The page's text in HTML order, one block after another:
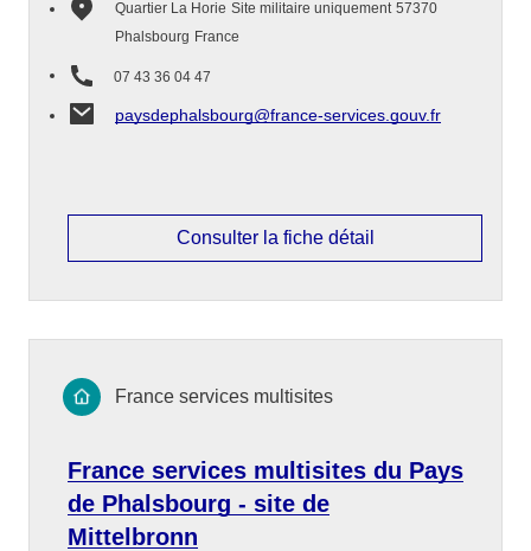
Quartier La Horie Site militaire uniquement 57370
Phalsbourg France
07 43 36 04 47
paysdephalsbourg@france-services.gouv.fr
Consulter la fiche détail
France services multisites du Pays
de Phalsbourg - site de
Mittelbronn
France services multisites